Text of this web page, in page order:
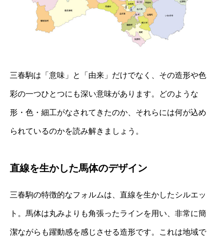
三春駒は「意味」と「由来」だけでなく、その造形や色
彩の一つひとつにも深い意味があります。どのような
形・色・細工がなされてきたのか、それらには何が込め
られているのかを読み解きましょう。
直線を生かした馬体のデザイン
三春駒の特徴的なフォルムは、直線を生かしたシルエッ
ト。馬体は丸みよりも角張ったラインを用い、非常に簡
潔ながらも躍動感を感じさせる造形です。これは地域で